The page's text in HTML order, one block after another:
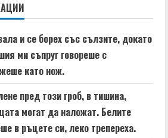
и се борех със сълзите, докато
ми съпруг говореше с
като нож.
пред този гроб, в тишина,
могат да наложат. Белите
в ръцете си, леко трепереха.